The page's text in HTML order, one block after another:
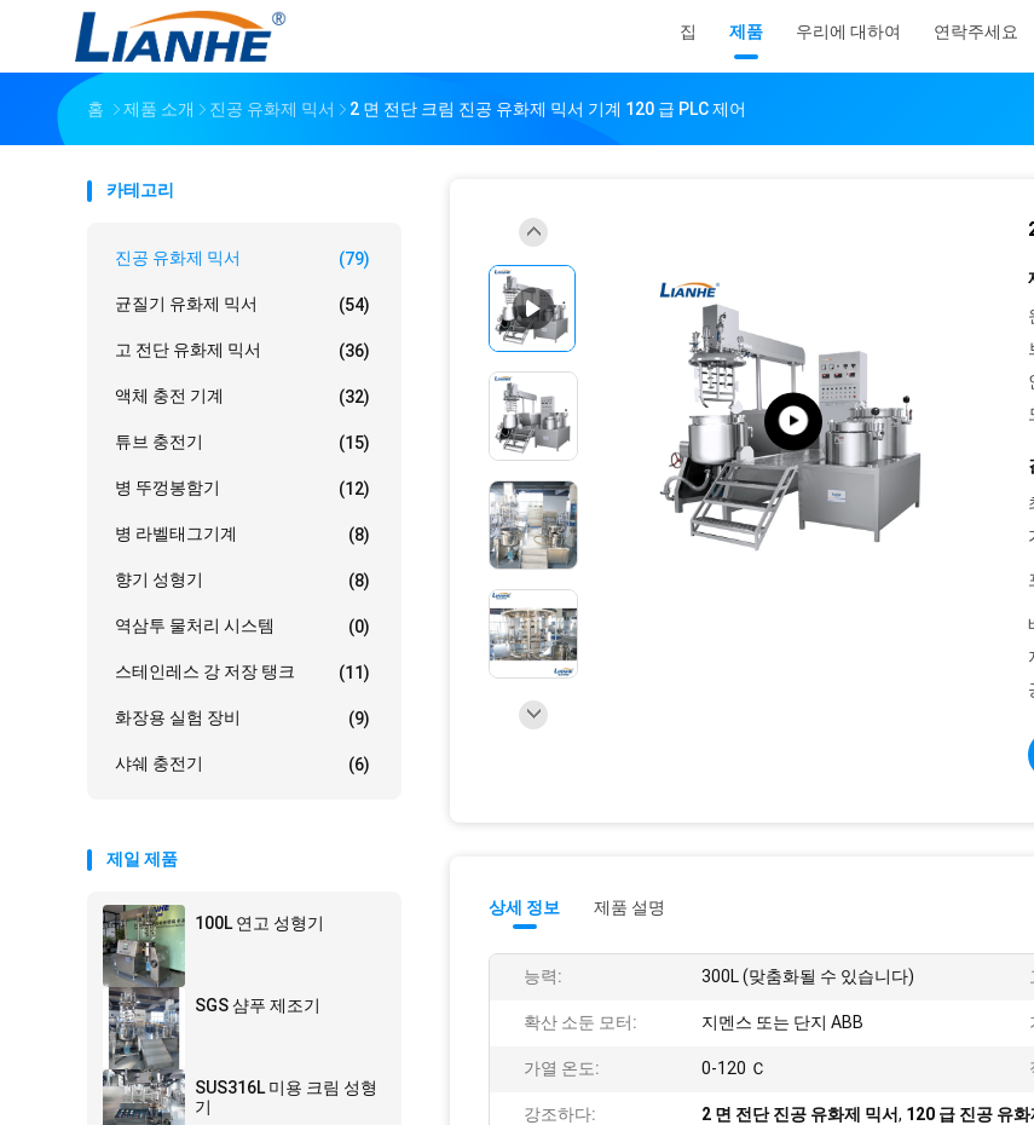
집 제품 우리에 대하여 연락주세요
홈 제품 소개 진공 유화제 믹서 2 면 전단 크림 진공 유화제 믹서 기계 120 급 PLC 제어
카테고리
진공 유화제 믹서 (79)
균질기 유화제 믹서 (54)
고 전단 유화제 믹서 (36)
액체 충전 기계 (32)
튜브 충전기 (15)
병 뚜껑봉함기 (12)
병 라벨태그기계 (8)
향기 성형기 (8)
역삼투 물처리 시스템 (0)
스테인레스 강 저장 탱크 (11)
화장용 실험 장비 (9)
샤쉐 충전기 (6)
제일 제품
100L 연고 성형기
SGS 샴푸 제조기
SUS316L 미용 크림 성형
기
상세 정보 제품 설명
능력: 300L (맞춤화될 수 있습니다)
확산 소둔 모터: 지멘스 또는 단지 ABB
가열 온도: 0-120 Ｃ
강조하다: 2 면 전단 진공 유화제 믹서, 120 급 진공 유화